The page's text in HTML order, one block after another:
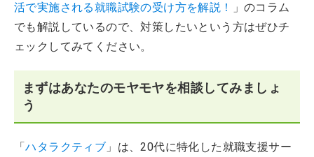
活で実施される就職試験の受け方を解説！
」のコラム
でも解説しているので、対策したいという方はぜひチ
ェックしてみてください。
まずはあなたのモヤモヤを相談してみましょ
う
「ハタラクティブ 」は、20代に特化した就職支援サー